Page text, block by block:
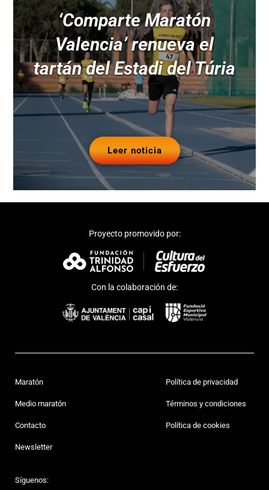
‘Comparte Maratón
Valencia’ renueva el
tartán del Estadi del Túria
Leer noticia
Proyecto promovido por:
Con la colaboración de:
Maratón
Medio maratón
Contacto
Newsletter
Política de privacidad
Términos y condiciones
Política de cookies
Síguenos: